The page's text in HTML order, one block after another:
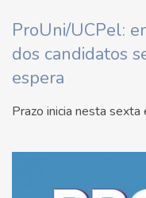
ProUni/UCPel:
dos candidatos
espera
Prazo inicia nesta